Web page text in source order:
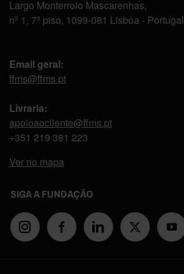
Largo Monterroio Mascarenhas,
nº 1, 7º piso, 1099-081 Lisboa - Portugal
Email geral:
ffms@ffms.pt
Livraria:
apoioaocliente@ffms.pt
+351 219 381 223
Ver no mapa
SIGA A FUNDAÇÃO